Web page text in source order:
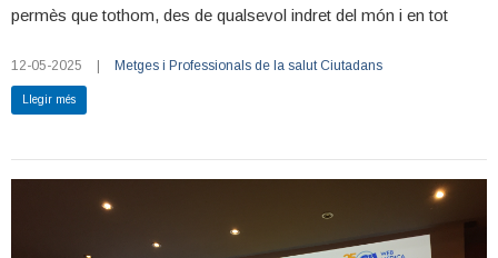
permès que tothom, des de qualsevol indret del món i en tot
minories expertes o privilegiades. Disposar d'informació ajuda a
l'empoderament personal, sens dubte. Però, sense una bona
informativa, aquesta es pot convertir paradoxalment en un
En l'àmbit assistencial, els dispositius d'internet han estat i són
12-05-2025 Metges i Professionals de la salut Ciutadans
Llegir més